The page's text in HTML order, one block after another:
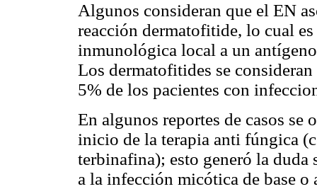
Algunos consideran que el EN
reacción dermatofitide, lo cual
inmunológica local a un
Los dermatofitides se
5% de los pacientes con
En algunos reportes de casos se
inicio de la terapia anti fúngica
terbinafina); esto generó la duda
a la infección micótica de base